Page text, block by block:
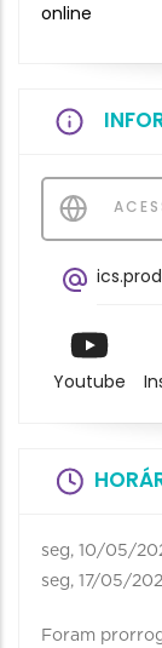
online
Youtube
seg, 10/05/
seg, 17/05/
Foram